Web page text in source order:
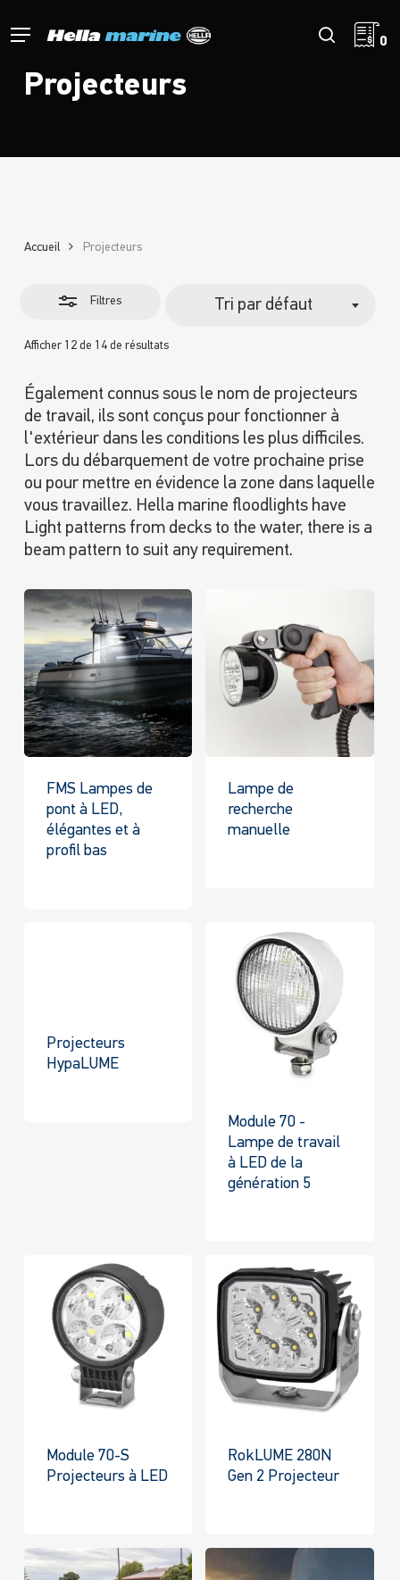
Menu 0
Projecteurs
Accueil Projecteurs
Filtres
Afficher 12 de 14 de résultats
Tri par défaut
Fermer
Également connus sous le nom de projecteurs
de travail, ils sont conçus pour fonctionner à
l'extérieur dans les conditions les plus difficiles.
Lors du débarquement de votre prochaine prise
ou pour mettre en évidence la zone dans laquelle
vous travaillez. Hella marine floodlights have
Light patterns from decks to the water, there is a
beam pattern to suit any requirement.
FMS Lampes de
pont à LED,
élégantes et à
profil bas
Lampe de
recherche
manuelle
Projecteurs
HypaLUME
Module 70 -
Lampe de travail
à LED de la
génération 5
Module 70-S
Projecteurs à LED
RokLUME 280N
Gen 2 Projecteur